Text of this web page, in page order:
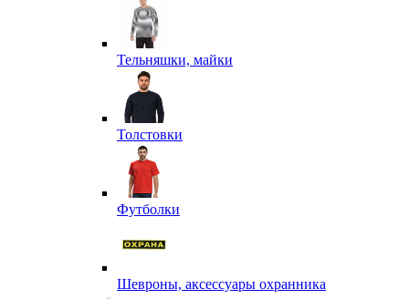
Тельняшки, майки
Толстовки
Футболки
Шевроны, аксессуары охранника